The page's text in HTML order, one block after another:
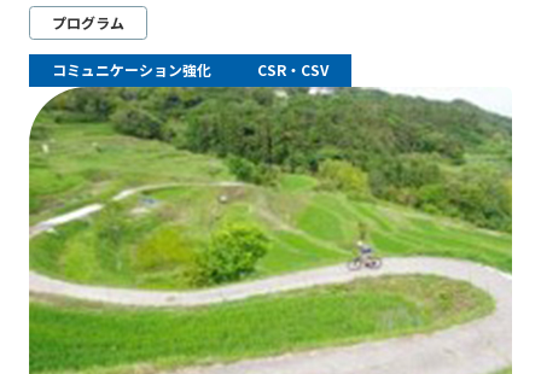
プログラム
コミュニケーション強化 CSR・CSV